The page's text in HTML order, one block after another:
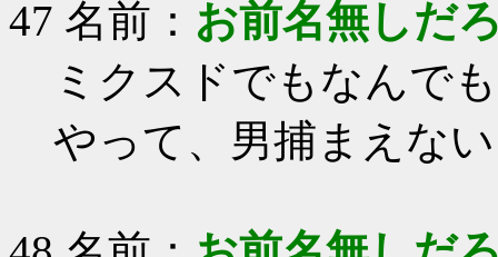
47 名前： お前名無しだ
ミクスドでもなんでも
やって、男捕まえな